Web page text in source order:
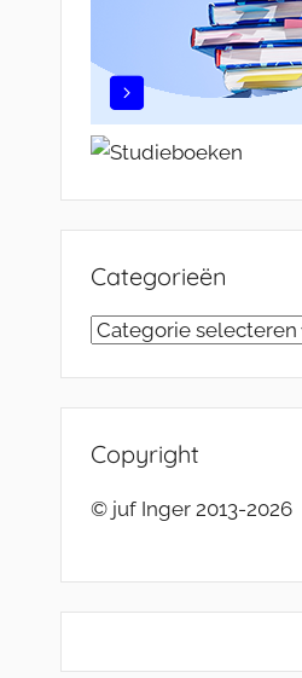
Categorieën
Categorieën
Copyright
© juf Inger 2013-2026